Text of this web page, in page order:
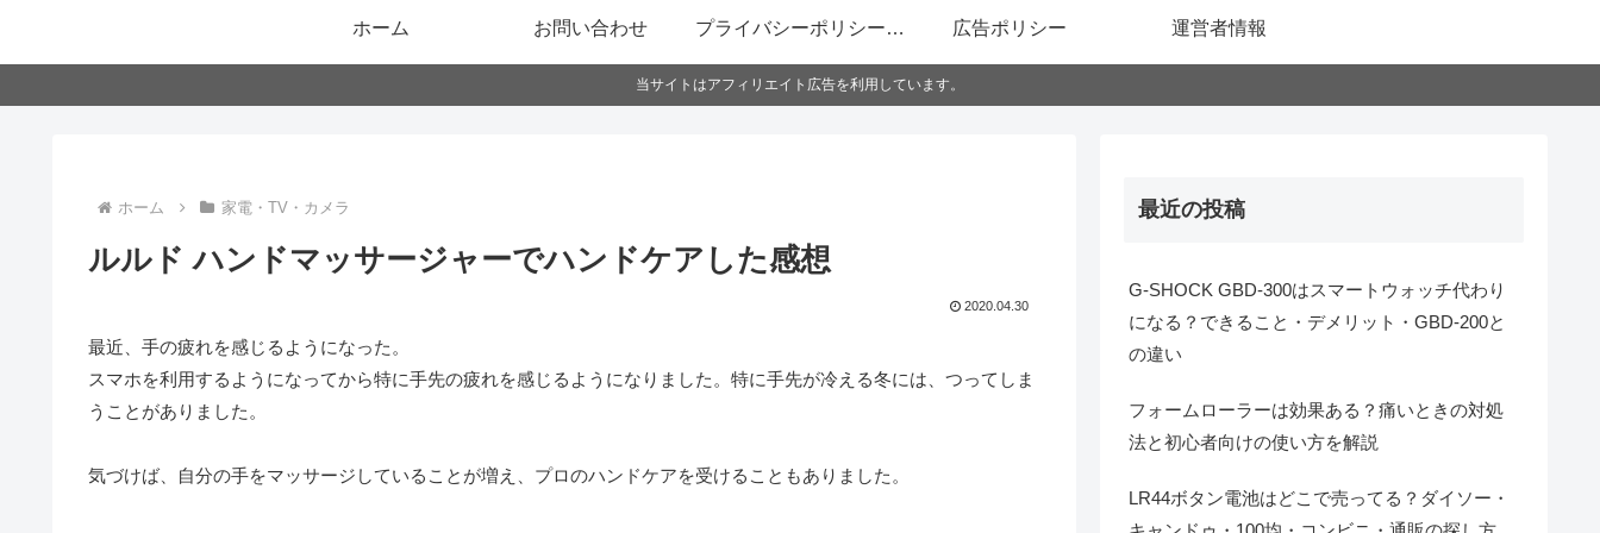
ホーム お問い合わせ プライバシーポリシー・免責事項 広告ポリシー 運営者情報
当サイトはアフィリエイト広告を利用しています。
ホーム 家電・TV・カメラ
ルルド ハンドマッサージャーでハンドケアした感想
2020.04.30
最近、手の疲れを感じるようになった。
スマホを利用するようになってから特に手先の疲れを感じるようになりました。特に手先が冷える冬には、つってしま
うことがありました。
気づけば、自分の手をマッサージしていることが増え、プロのハンドケアを受けることもありました。
最近の投稿
G-SHOCK GBD-300はスマートウォッチ代わり
になる？できること・デメリット・GBD-200と
の違い
フォームローラーは効果ある？痛いときの対処
法と初心者向けの使い方を解説
LR44ボタン電池はどこで売ってる？ダイソー・